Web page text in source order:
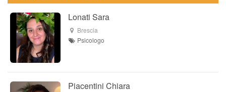
Lonati Sara
Brescia
Psicologo
Piacentini Chiara